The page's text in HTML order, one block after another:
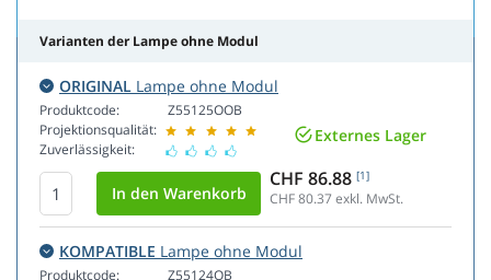
Varianten der Lampe ohne Modul
ORIGINAL Lampe ohne Modul
Produktcode:
Projektionsqualität:
Zuverlässigkeit:
Z55125OOB
Externes Lager
CHF 86.88 [1]
CHF 80.37 exkl. MwSt.
KOMPATIBLE Lampe ohne Modul
Produktcode: Z55124OB